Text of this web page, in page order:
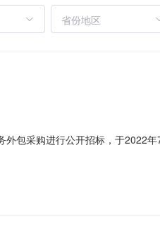
省份地区
包采购进行公开招标，于2022
报价（不含税，元）：